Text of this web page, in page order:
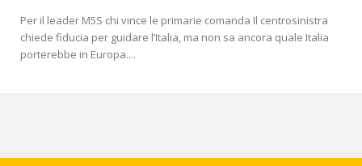
Per il leader M5S chi vince le primarie comanda Il centrosinistra
chiede fiducia per guidare l’Italia, ma non sa ancora quale Italia
porterebbe in Europa....